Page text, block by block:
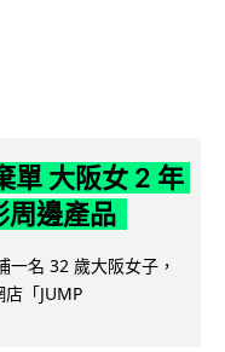
單 大阪女 2 年
周邊產品
一名 32 歲大阪女子，
「JUMP